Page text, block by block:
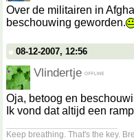
Over de militairen in
beschouwing geworden.
08-12-2007, 12:56
Vlindertje
Oja, betoog en
Ik vond dat altijd een ramp
Keep breathing. That's the key.